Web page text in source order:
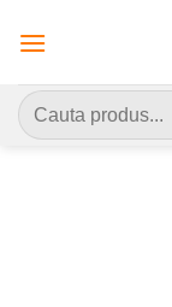
Caută
după: